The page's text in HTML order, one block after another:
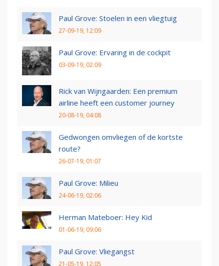
Paul Grove: Stoelen in een vliegtuig
27-09-19, 12:09
Paul Grove: Ervaring in de cockpit
03-09-19, 02:09
Rick van Wijngaarden: Een premium
airline heeft een customer journey
20-08-19, 04:08
Gedwongen omvliegen of de kortste
route?
26-07-19, 01:07
Paul Grove: Milieu
24-06-19, 02:06
Herman Mateboer: Hey Kid
01-06-19, 09:06
Paul Grove: Vliegangst
21-05-19, 12:05